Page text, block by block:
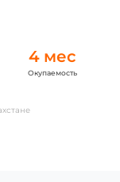
4 мес
Окупаемость